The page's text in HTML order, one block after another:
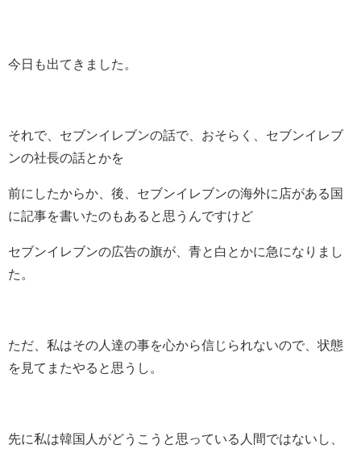
今日も出てきました。
それで、セブンイレブンの話で、おそらく、セブンイレブ
ンの社長の話とかを
前にしたからか、後、セブンイレブンの海外に店がある国
に記事を書いたのもあると思うんですけど
セブンイレブンの広告の旗が、青と白とかに急になりまし
た。
ただ、私はその人達の事を心から信じられないので、状態
を見てまたやると思うし。
先に私は韓国人がどうこうと思っている人間ではないし、